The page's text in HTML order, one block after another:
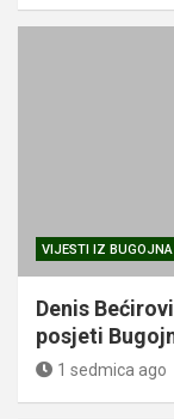
VIJESTI IZ BUGOJNA
Denis
posjeti
1 sedmica ago